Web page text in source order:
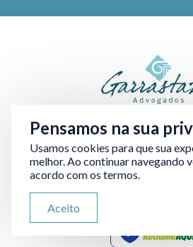
Pensamos na sua
Usamos cookies para que sua
melhor. Ao continuar navegando
acordo com os termos.
Aceito